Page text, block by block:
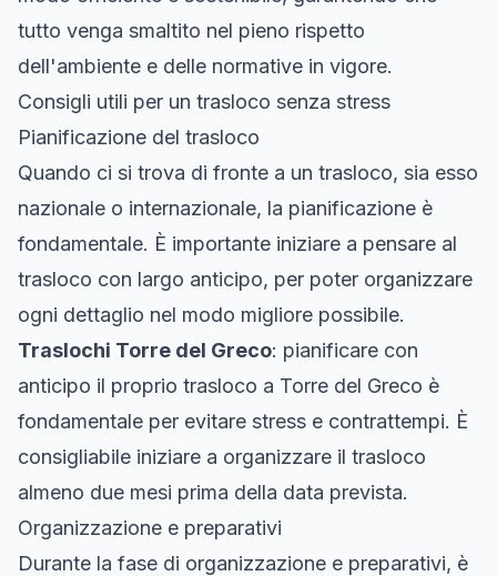
tutto venga smaltito nel pieno rispetto
dell'ambiente e delle normative in vigore.
Consigli utili per un trasloco senza stress
Pianificazione del trasloco
Quando ci si trova di fronte a un trasloco, sia esso
nazionale o internazionale, la pianificazione è
fondamentale. È importante iniziare a pensare al
trasloco con largo anticipo, per poter organizzare
ogni dettaglio nel modo migliore possibile.
Traslochi Torre del Greco: pianificare con
anticipo il proprio trasloco a Torre del Greco è
fondamentale per evitare stress e contrattempi. È
consigliabile iniziare a organizzare il trasloco
almeno due mesi prima della data prevista.
Organizzazione e preparativi
Durante la fase di organizzazione e preparativi, è